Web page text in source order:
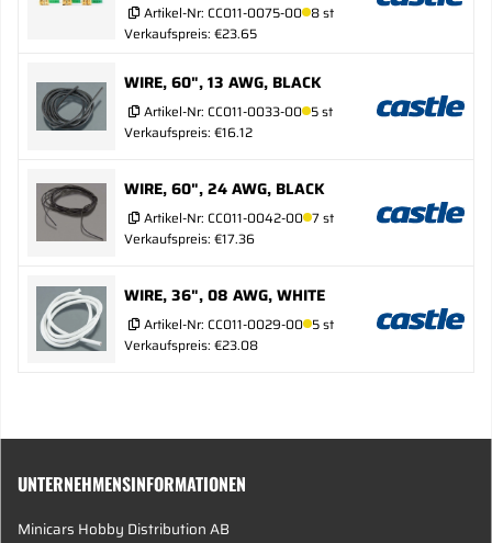
Artikel-Nr: CC011-0075-00 8 st
Verkaufspreis: €23.65
WIRE, 60", 13 AWG, BLACK
Artikel-Nr: CC011-0033-00 5 st
Verkaufspreis: €16.12
WIRE, 60", 24 AWG, BLACK
Artikel-Nr: CC011-0042-00 7 st
Verkaufspreis: €17.36
WIRE, 36", 08 AWG, WHITE
Artikel-Nr: CC011-0029-00 5 st
Verkaufspreis: €23.08
UNTERNEHMENSINFORMATIONEN
Minicars Hobby Distribution AB